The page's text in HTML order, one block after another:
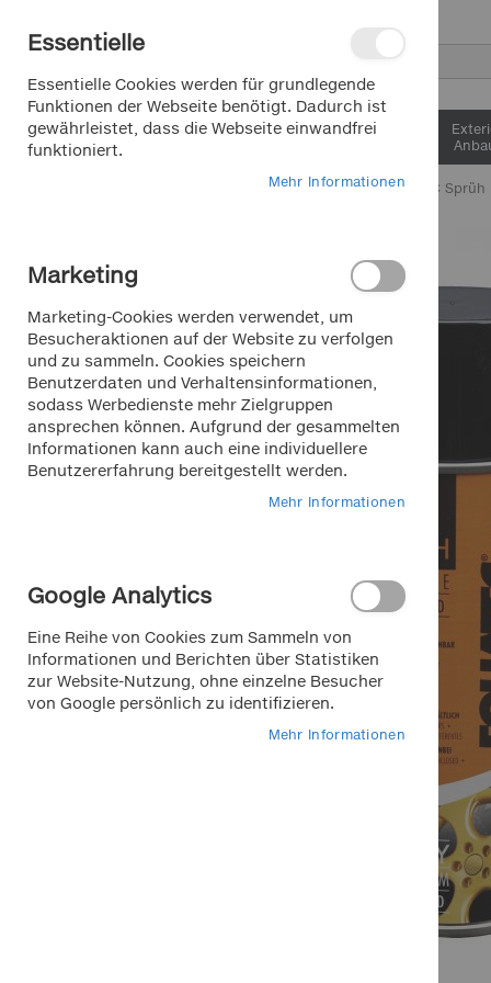
Suche
Interieur &
Home FOLIATEC
der
springen
Essentielle
Essentielle Cookies werden für grundlegende
Funktionen der Webseite benötigt. Dadurch ist
gewährleistet, dass die Webseite einwandfrei
funktioniert.
Mehr Informationen
Marketing
Marketing-Cookies werden verwendet, um
Besucheraktionen auf der Website zu verfolgen
und zu sammeln. Cookies speichern
Benutzerdaten und Verhaltensinformationen,
sodass Werbedienste mehr Zielgruppen
ansprechen können. Aufgrund der gesammelten
Informationen kann auch eine individuellere
Benutzererfahrung bereitgestellt werden.
Mehr Informationen
Google Analytics
Eine Reihe von Cookies zum Sammeln von
Informationen und Berichten über Statistiken
zur Website-Nutzung, ohne einzelne Besucher
von Google persönlich zu identifizieren.
Mehr Informationen